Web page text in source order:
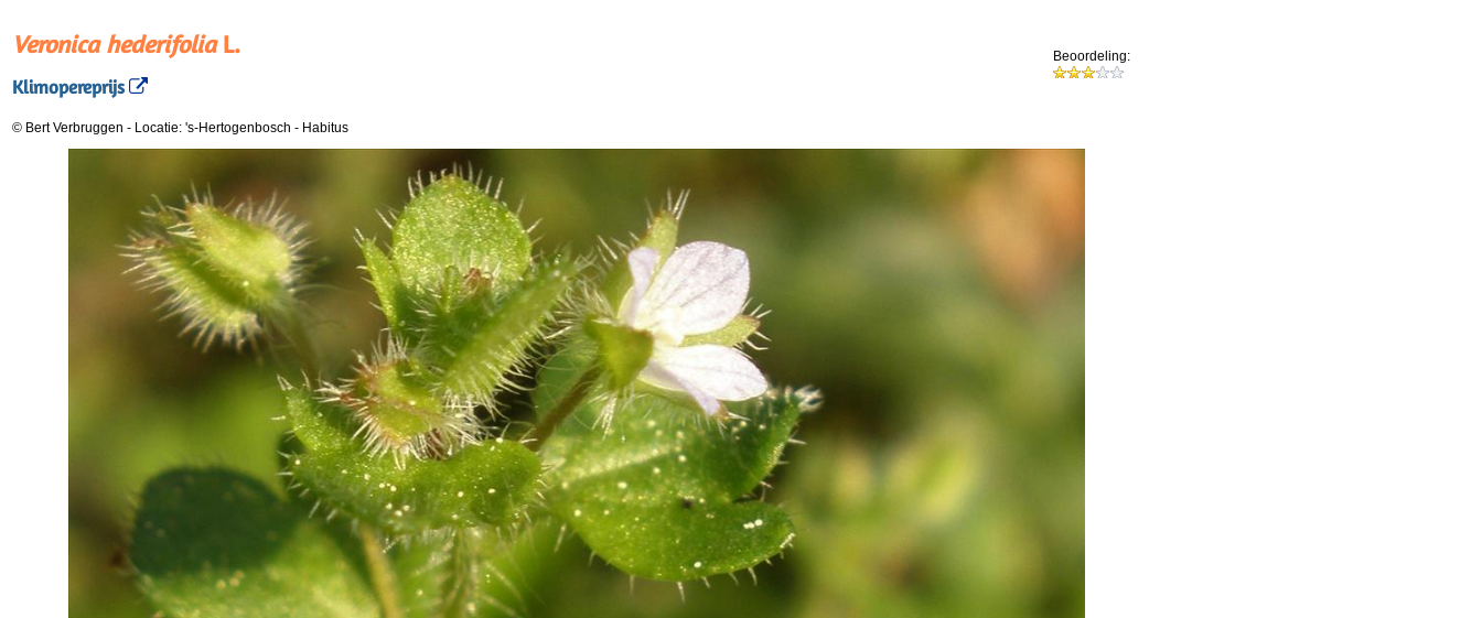
Veronica hederifoliaL.
Klimopereprijs
Beoordeling:
© Bert Verbruggen - Locatie: 's-Hertogenbosch - Habitus